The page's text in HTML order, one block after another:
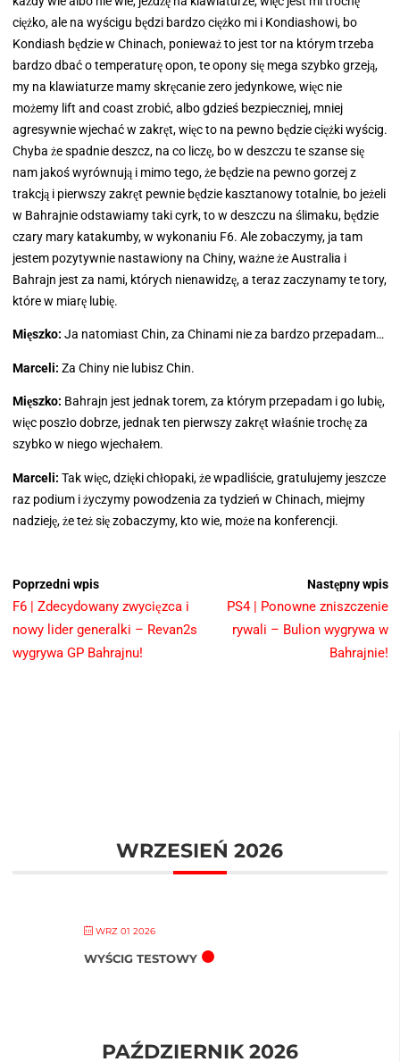
ciężko, ale na wyścigu będzi bardzo ciężko mi i Kondiashowi, bo
Kondiash będzie w Chinach, ponieważ to jest tor na którym trzeba
bardzo dbać o temperaturę opon, te opony się mega szybko grzeją,
my na klawiaturze mamy skręcanie zero jedynkowe, więc nie
możemy lift and coast zrobić, albo gdzieś bezpieczniej, mniej
agresywnie wjechać w zakręt, więc to na pewno będzie ciężki wyścig.
Chyba że spadnie deszcz, na co liczę, bo w deszczu te szanse się
nam jakoś wyrównują i mimo tego, że będzie na pewno gorzej z
trakcją i pierwszy zakręt pewnie będzie kasztanowy totalnie, bo jeżeli
w Bahrajnie odstawiamy taki cyrk, to w deszczu na ślimaku, będzie
czary mary katakumby, w wykonaniu F6. Ale zobaczymy, ja tam
jestem pozytywnie nastawiony na Chiny, ważne że Australia i
Bahrajn jest za nami, których nienawidzę, a teraz zaczynamy te tory,
które w miarę lubię.
Mięszko: Ja natomiast Chin, za Chinami nie za bardzo przepadam…
Marceli: Za Chiny nie lubisz Chin.
Mięszko: Bahrajn jest jednak torem, za którym przepadam i go lubię,
więc poszło dobrze, jednak ten pierwszy zakręt właśnie trochę za
szybko w niego wjechałem.
Marceli: Tak więc, dzięki chłopaki, że wpadliście, gratulujemy jeszcze
raz podium i życzymy powodzenia za tydzień w Chinach, miejmy
nadzieję, że też się zobaczymy, kto wie, może na konferencji.
Poprzedni wpis
F6 | Zdecydowany zwycięzca i
nowy lider generalki – Revan2s
wygrywa GP Bahrajnu!
Następny wpis
PS4 | Ponowne zniszczenie
rywali – Bulion wygrywa w
Bahrajnie!
WRZESIEŃ 2026
WRZ 01 2026
WYŚCIG TESTOWY
PAŹDZIERNIK 2026